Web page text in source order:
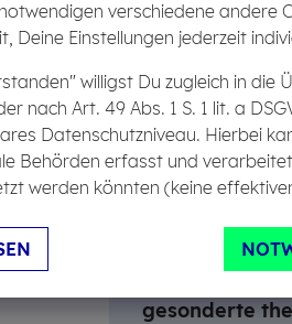
verschiedene andere
Deine Einstellungen jederzeit
willigst Du zugleich in
nach Art. 49 Abs. 1 S. 1 lit. a
Datenschutzniveau. Hierbei
Behörden erfasst und
werden könnten (keine
Mit einem B-
einem
Kilogramm
allerdings
Führerscheins
gesonderte